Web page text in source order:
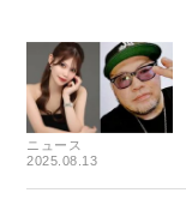
ニュース
2025.08.13